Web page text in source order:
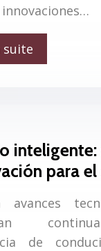
suite
para
avances
de